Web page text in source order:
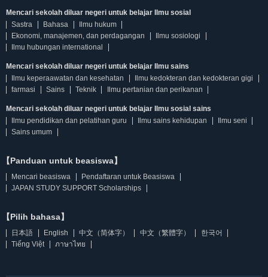
Mencari sekolah diluar negeri untuk belajar Ilmu sosial
Sastra
Bahasa
Ilmu hukum
Ekonomi, manajemen, dan perdagangan
Ilmu sosiologi
Ilmu hubungan international
Mencari sekolah diluar negeri untuk belajar Ilmu sains
Ilmu keperaawatan dan kesehatan
Ilmu kedokteran dan kedokteran gigi
farmasi
Sains Teknik Ilmu pertanian dan perikanan
Mencari sekolah diluar negeri untuk belajar Ilmu sosial sains
Ilmu pendidikan dan pelatihan guru
Ilmu sains kehidupan
Ilmu seni
Sains umum
【Panduan untuk beasiswa】
Mencari beasiswa
Pendaftaran untuk Beasiswa
JAPAN STUDY SUPPORT Scholarships
【Pilih bahasa】
日本語 English 中文（简体字） 中文（繁體字）
한국어
Tiếng Việt
ภาษาไทย